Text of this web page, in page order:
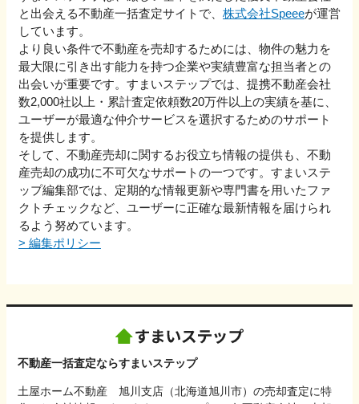
と出会える不動産一括査定サイトで、 株式会社Speeeが運営
しています。
より良い条件で不動産を売却するためには、物件の魅力を
最大限に引き出す能力を持つ企業や実績豊富な担当者との
出会いが重要です。すまいステップでは、提携不動産会社
数2,000社以上・累計査定依頼数20万件以上の実績を基に、
ユーザーが最適な仲介サービスを選択するためのサポート
を提供します。
そして、不動産売却に関するお役立ち情報の提供も、不動
産売却の成功に不可欠なサポートの一つです。すまいステ
ップ編集部では、定期的な情報更新や専門書を用いたファ
クトチェックなど、ユーザーに正確な最新情報を届けられ
るよう努めています。
> 編集ポリシー
不動産一括査定ならすまいステップ
土屋ホーム不動産 旭川支店（北海道旭川市）の売却査定に特